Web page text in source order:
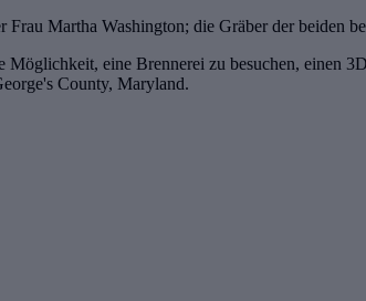
Martha Washington; die Gräber der beiden
eine Brennerei zu besuchen, einen
County, Maryland.